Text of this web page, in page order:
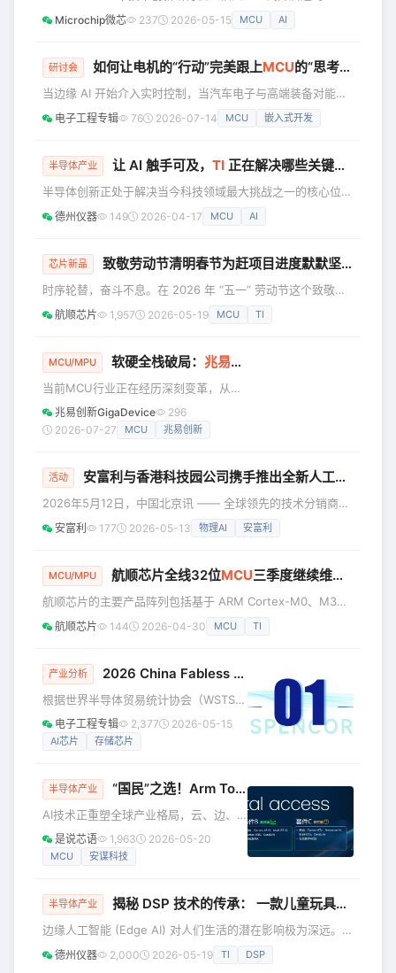
Katouzian将于本月正式加入Intel，出任
公司执行副总裁兼新设立的"客户端计算
次研讨会将聚焦AI与汽车、工业技术的深度融合，深挖行业变
革带来的全新发展机遇，诚邀行业同仁、研发工程师、企业技
同探索智能、互联、安全领域的未来发展新方向。 本场技术
换 ✅ AI时代MCU / MPU的开发新模式
Microchip微芯 237 2026-05-15 MCU AI
研讨会 如何让电机的“行动”完美跟上MCU的“思考”？
当边缘 AI 开始介入实时控制，当汽车电子与高端装备对能效
比提出极致要求，“MCU 如何思考”与“电机如何行动”已不再
袖，共同探讨如何让电机的“行动”完美跟上 MCU 的“思考”，
南山科兴科学园国际会议中心同步举办MCU嵌入式论
电子工程专辑 76 2026-07-14 MCU 嵌入式开发
半导体产业 让 AI 触手可及， TI 正在解决哪些关键技术问题？
半导体创新正处于解决当今科技领域最大挑战之一的核心位
置：以更高的效率提供更强大的性能。 立即阅读，探索驱动
人形机器人——这场竞赛的关键在于功耗效率，尤其是在便携
对算力的需求，已经超出了传统架构在不消耗大量能源的前提
下所能
德州仪器 149 2026-04-17 MCU AI
芯片新品 致敬劳动节清明春节为赶项目进度默默坚守的航顺研发人
时序轮替，奋斗不息。在 2026 年 “五一” 劳动节这个致敬劳
动者的特殊日子里，航顺芯片研发团队的伙伴们以奋斗为底
色，以坚守为担当，在项目攻坚的关键节点上，用劳动节 清
顺人“以客户为中心”的极致追求与责任担当。 从除夕正月的万
研发工程师们早已习惯了与星光为伴、与代码为友。无数个深
夜
航顺芯片 1,957 2026-05-19 MCU TI
MCU/MPU 软硬全栈破局： 兆易创新
当前MCU行业正在经历深刻变革，从单
纯硬件驱动，向端侧AI、低功耗联网、
工业高可靠等多需求叠加趋势演化。这
片进化为轻量化边缘计算平台；其次是
开发者急需统一且高效的开发工具来打
破多架构间的割裂壁垒；最后是国产
到“比拼全栈生态能力”。 面对这一命
题，软
兆易创新GigaDevice
296
2026-07-27
MCU 兆易创新
活动 安富利与香港科技园公司携手推出全新人工智能硬件启动计划，诚邀全球初创企业参与
2026年5月12日，中国北京讯 —— 全球领先的技术分销商和
解决方案提供商安富利（纳斯达克股票代码：AVT）与香港科
DfMA启动计划”，此计划专为人工智能最小市场化产品（AI
为导向的设计（Design
安富利 177 2026-05-13 物理AI 安富利
MCU/MPU 航顺芯片全线32位MCU三季度继续维持不涨价 || 航顺创始人兼产品经理刘吉平浅谈航顺创业之路由中国第一颗003梦的开始
航顺芯片的主要产品阵列包括基于 ARM Cortex-M0、M3、
M4以及 RISC-V 等内核的二十九大家族 300 余款工业 / 商业
价比**之巅，堪称32位**MCU终结者） 内核及主频：基于
ARM Cortex-M0内核，主频最高24MHz。 存储容量：最大
航顺芯片 144 2026-04-30 MCU TI
产业分析 2026 China Fabless 100上市公司排名解读（最终版）
根据世界半导体贸易统计协会（WSTS）
及多家权威机构数据，2025年全球半导
体市场规模达到7917亿美元，同比增长
最新数据，以及 Future Horizons、IDC
市场总值将突破一万亿美元，其中最乐
观预期更是直指 2030 年市场规模达1.6
万亿美元。 在中国，大模型训练与推理
电子工程专辑 2,377 2026-05-15
AI芯片 存储芯片
半导体产业 “国民”之选！Arm Total Access
AI技术正重塑全球产业格局，云、边、
端算力需求呈爆发式增长，这让深耕复
杂SoC设计的芯片企业面临共同课题：
Arm Total Access技术授权订阅模式正
被视为高效创芯的“加速器”。近日，国内
又一头部MCU公司国民技术，与安谋科
是说芯语 1,963 2026-05-20
MCU 安谋科技
半导体产业 揭秘 DSP 技术的传承： 一款儿童玩具如何开启边缘 AI 革命
边缘人工智能 (Edge AI) 对人们生活的潜在影响极为深远。例
如，在可穿戴式心电监测仪中引入边缘 AI，可以让医疗服务
更加普惠且易于获得。这些设备能够本地实时分析心律、滤除
德州仪器 2,000 2026-05-19 TI DSP